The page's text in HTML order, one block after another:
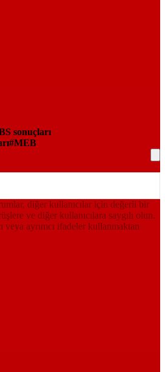
sonuçları
MEB
diğer kullanıcılar için değerli bir
ve diğer kullanıcılara saygılı olun.
veya ayrımcı ifadeler kullanmaktan